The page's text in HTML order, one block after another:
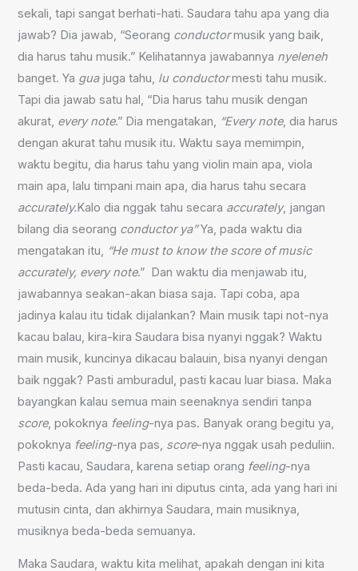
sekali, tapi sangat berhati-hati. Saudara tahu apa yang dia
jawab? Dia jawab, “Seorang conductormusik yang baik,
dia harus tahu musik.” Kelihatannya jawabannya nyeleneh
banget. Ya guajuga tahu, lu conductormesti tahu musik.
Tapi dia jawab satu hal, “Dia harus tahu musik dengan
akurat, every note.” Dia mengatakan, “Every note, dia harus
dengan akurat tahu musik itu. Waktu saya memimpin,
waktu begitu, dia harus tahu yang violin main apa, viola
main apa, lalu timpani main apa, dia harus tahu secara
accurately.Kalo dia nggak tahu secara accurately, jangan
bilang dia seorang conductor ya”Ya, pada waktu dia
mengatakan itu, “He must to know the score of music
accurately, every note.” Dan waktu dia menjawab itu,
jawabannya seakan-akan biasa saja. Tapi coba, apa
jadinya kalau itu tidak dijalankan? Main musik tapi not-nya
kacau balau, kira-kira Saudara bisa nyanyi nggak? Waktu
main musik, kuncinya dikacau balauin, bisa nyanyi dengan
baik nggak? Pasti amburadul, pasti kacau luar biasa. Maka
bayangkan kalau semua main seenaknya sendiri tanpa
score, pokoknya feeling-nya pas. Banyak orang begitu ya,
pokoknya feeling-nya pas, score-nya nggak usah peduliin.
Pasti kacau, Saudara, karena setiap orang feeling-nya
beda-beda. Ada yang hari ini diputus cinta, ada yang hari ini
mutusin cinta, dan akhirnya Saudara, main musiknya,
musiknya beda-beda semuanya.
Maka Saudara, waktu kita melihat, apakah dengan ini kita